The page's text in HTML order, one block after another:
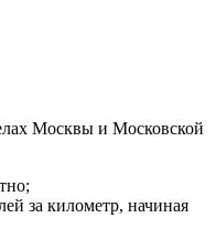
Москвы и Московской
за километр, начиная